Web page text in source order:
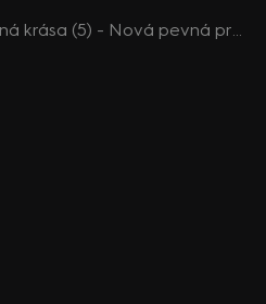
Vysněná krása (5) - Nová pevná prsa